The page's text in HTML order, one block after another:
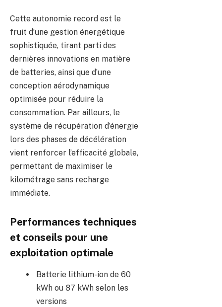
Cette autonomie record est le
fruit d’une gestion énergétique
sophistiquée, tirant parti des
dernières innovations en matière
de batteries, ainsi que d’une
conception aérodynamique
optimisée pour réduire la
consommation. Par ailleurs, le
système de récupération d’énergie
lors des phases de décélération
vient renforcer l’efficacité globale,
permettant de maximiser le
kilométrage sans recharge
immédiate.
Performances techniques
et conseils pour une
exploitation optimale
Batterie lithium-ion de 60
kWh ou 87 kWh selon les
versions